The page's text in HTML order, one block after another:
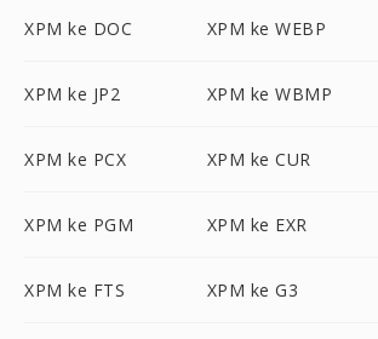
XPM ke DOC XPM ke WEBP
XPM ke JP2 XPM ke WBMP
XPM ke PCX XPM ke CUR
XPM ke PGM XPM ke EXR
XPM ke FTS XPM ke G3